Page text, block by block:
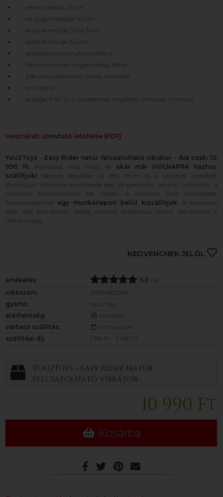
pénisz hossza: 17 cm
az üreg mélysége: 10 cm
külső átmérője: 3,9-4,3 cm
belső átmérője: 3,2 cm
vezetékes távirányítóval ellátva
fokozatmentes rezgéserősség állítás
2db ceruzaelemmel (2xAA) működik
szín: natúr
anyaga: PVC (EU-rendeletnek megfelelő, phthalát-mentes)
Használati útmutató letöltése (PDF)
You2Toys - Easy Rider natúr felcsatolható vibrátor - Ára csak: 10
990 Ft. Rendeled meg most, és akár már HOLNAPRA házhoz
szállítjuk! Vásárolj legalább 24 990 Ft-ért és a szállítási költséget
átvállaljuk! Vibrációs termékekre egy év garanciát adunk! (részletek a
vásárlási feltételekben ) . Ne feledd, a raktáron lévő termékeket
futárszolgálattal egy munkanapon belül kiszállítjuk . A beszerzés
alatt álló termékeket, pedig azonnal postázzuk amint beérkeznek a
raktárunkba.
KEDVENCNEK JELÖL
értékelés: 5,0 (3)
cikkszám:
05784360000
gyártó:
You2Toys
elérhetőség:
készleten
várható szállítás:
holnapután
szállítási díj:
1 190 Ft - 2 990 Ft
You2Toys - Easy Rider natúr
felcsatolható vibrátor
10 990 Ft
Kosárba